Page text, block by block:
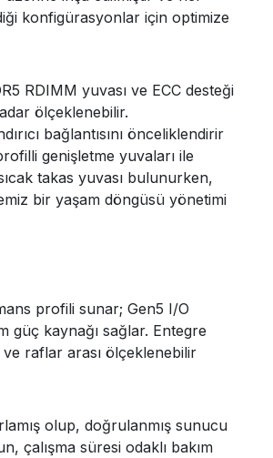
konfigürasyonlar için optimize
RDIMM yuvası ve ECC desteği
ölçeklenebilir.
bağlantısını önceliklendirir
genişletme yuvaları ile
takas yuvası bulunurken,
bir yaşam döngüsü yönetimi
profili sunar; Gen5 I/O
güç kaynağı sağlar. Entegre
raflar arası ölçeklenebilir
olup, doğrulanmış sunucu
çalışma süresi odaklı bakım